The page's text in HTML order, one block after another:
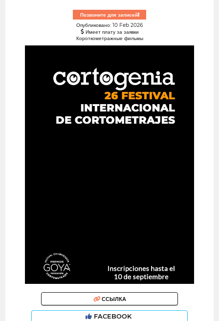
Позвоните для записей!
Опубликовано: 10 Feb 2026
Имеет плату за заявки
Короткометражные фильмы
ССЫЛКА
FACEBOOK